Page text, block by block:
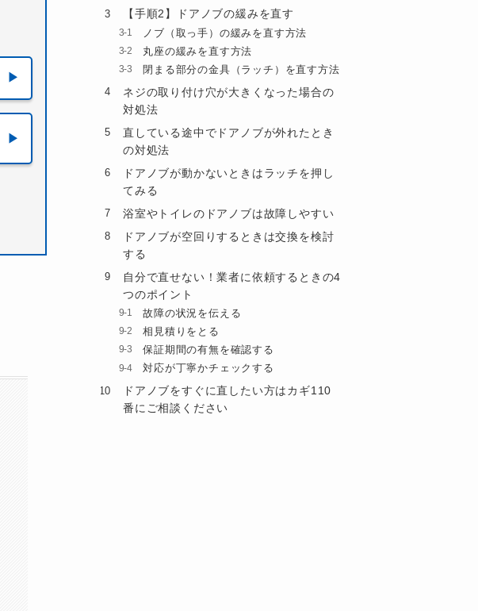
【手順2】ドアノブの緩みを直す
ノブ（取っ手）の緩みを直す方法
丸座の緩みを直す方法
閉まる部分の金具（ラッチ）を直す方法
ネジの取り付け穴が大きくなった場合の
対処法
直している途中でドアノブが外れたとき
の対処法
ドアノブが動かないときはラッチを押し
てみる
浴室やトイレのドアノブは故障しやすい
ドアノブが空回りするときは交換を検討
する
自分で直せない！業者に依頼するときの4
つのポイント
故障の状況を伝える
相見積りをとる
保証期間の有無を確認する
対応が丁寧かチェックする
ドアノブをすぐに直したい方はカギ110
番にご相談ください